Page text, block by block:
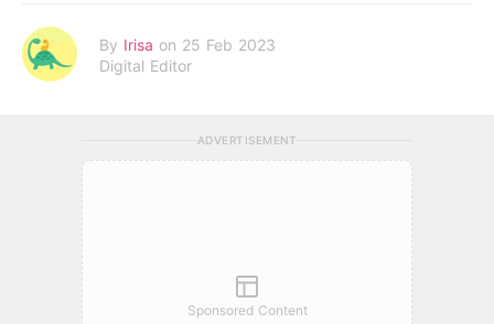
By Irisa on 25 Feb 2023
Digital Editor
ADVERTISEMENT
Sponsored Content